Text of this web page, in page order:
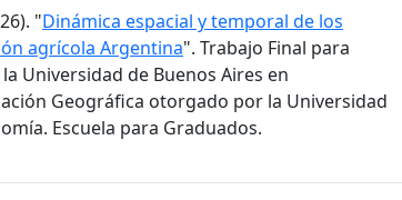
"Dinámica espacial y temporal de los
agrícola Argentina". Trabajo Final para
Universidad de Buenos Aires en
Geográfica otorgado por la Universidad
Escuela para Graduados.